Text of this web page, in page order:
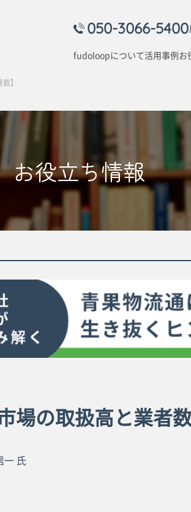
050-3066-5400
fudoloopについて活用事例お
】
お役立ち情報
場の取扱高と業者
一 氏